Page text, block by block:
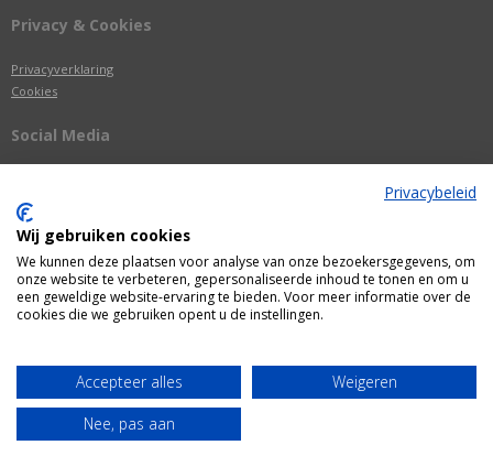
Privacy & Cookies
Privacyverklaring
Cookies
Social Media
Webshop door
Privacybeleid
Wij gebruiken cookies
We kunnen deze plaatsen voor analyse van onze bezoekersgegevens, om
onze website te verbeteren, gepersonaliseerde inhoud te tonen en om u
een geweldige website-ervaring te bieden. Voor meer informatie over de
cookies die we gebruiken opent u de instellingen.
Accepteer alles
Weigeren
Nee, pas aan